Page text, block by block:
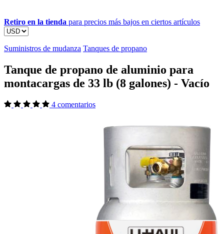
Retiro en la tienda para precios más bajos en ciertos artículos
Suministros de mudanza Tanques de propano
Tanque de propano de aluminio para
montacargas de 33 lb (8 galones) - Vacío
4 comentarios